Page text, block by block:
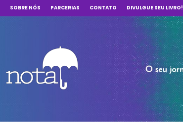
SOBRE NÓS PARCERIAS CONTATO DIVULGUE SEU LIVRO!